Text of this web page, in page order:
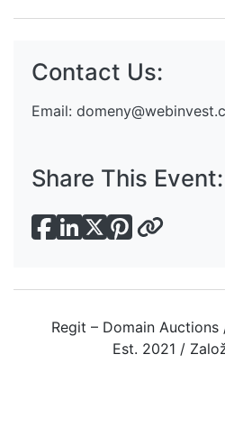
Contact Us:
Email:
Share This Event:
Regit – Domain
Est. 2021 /